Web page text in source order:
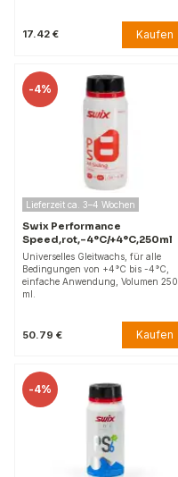
17.42 € Kaufen
-4%
Lieferzeit ca. 3–4 Wochen
Swix Performance
Speed,rot,-4°C/+4°C,250ml
Universelles Gleitwachs, für alle
Bedingungen von +4°C bis -4°C,
einfache Anwendung, Volumen 250
ml.
50.79 € Kaufen
-4%